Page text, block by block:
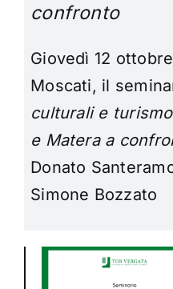
confronto
Giovedì 12
Moscati, il
culturali e
e Matera a
Donato
Simone Bozzato